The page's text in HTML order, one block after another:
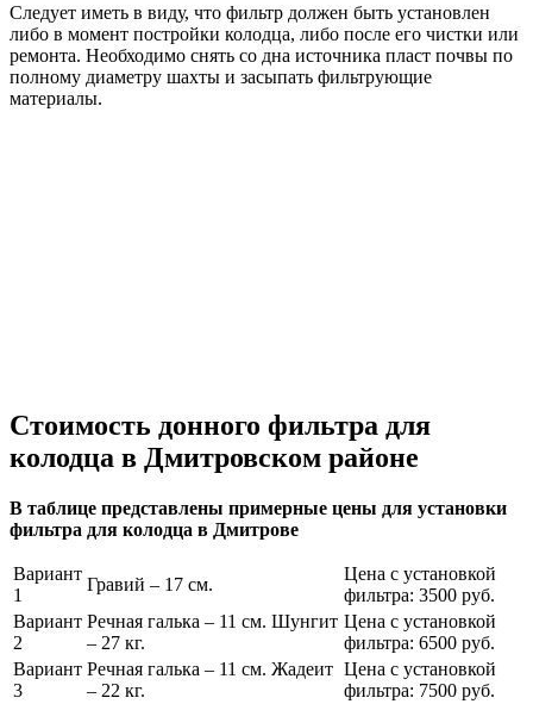
Следует иметь в виду, что фильтр должен быть установлен
либо в момент постройки колодца, либо после его чистки или
ремонта. Необходимо снять со дна источника пласт почвы по
полному диаметру шахты и засыпать фильтрующие
материалы.
Стоимость донного фильтра для
колодца в Дмитровском районе
В таблице представлены примерные цены для установки
фильтра для колодца в Дмитрове
Вариант
1
Гравий – 17 см.
Цена с установкой
фильтра: 3500 руб.
Вариант
2
Речная галька – 11 см. Шунгит
– 27 кг.
Цена с установкой
фильтра: 6500 руб.
Вариант
3
Речная галька – 11 см. Жадеит
– 22 кг.
Цена с установкой
фильтра: 7500 руб.